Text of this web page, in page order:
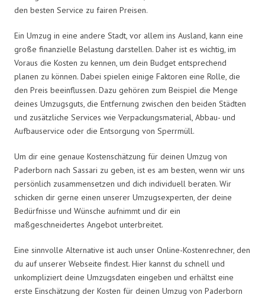
den besten Service zu fairen Preisen.
Ein Umzug in eine andere Stadt, vor allem ins Ausland, kann eine
große finanzielle Belastung darstellen. Daher ist es wichtig, im
Voraus die Kosten zu kennen, um dein Budget entsprechend
planen zu können. Dabei spielen einige Faktoren eine Rolle, die
den Preis beeinflussen. Dazu gehören zum Beispiel die Menge
deines Umzugsguts, die Entfernung zwischen den beiden Städten
und zusätzliche Services wie Verpackungsmaterial, Abbau- und
Aufbauservice oder die Entsorgung von Sperrmüll.
Um dir eine genaue Kostenschätzung für deinen Umzug von
Paderborn nach Sassari zu geben, ist es am besten, wenn wir uns
persönlich zusammensetzen und dich individuell beraten. Wir
schicken dir gerne einen unserer Umzugsexperten, der deine
Bedürfnisse und Wünsche aufnimmt und dir ein
maßgeschneidertes Angebot unterbreitet.
Eine sinnvolle Alternative ist auch unser Online-Kostenrechner, den
du auf unserer Webseite findest. Hier kannst du schnell und
unkompliziert deine Umzugsdaten eingeben und erhältst eine
erste Einschätzung der Kosten für deinen Umzug von Paderborn